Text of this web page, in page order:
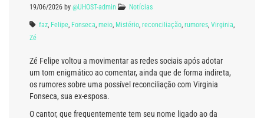
19/06/2026 by @UHOST-admin Notícias
faz, Felipe, Fonseca, meio, Mistério, reconciliação, rumores, Virginia,
Zé
Zé Felipe voltou a movimentar as redes sociais após adotar
um tom enigmático ao comentar, ainda que de forma indireta,
os rumores sobre uma possível reconciliação com Virginia
Fonseca, sua ex-esposa.
O cantor, que frequentemente tem seu nome ligado ao da